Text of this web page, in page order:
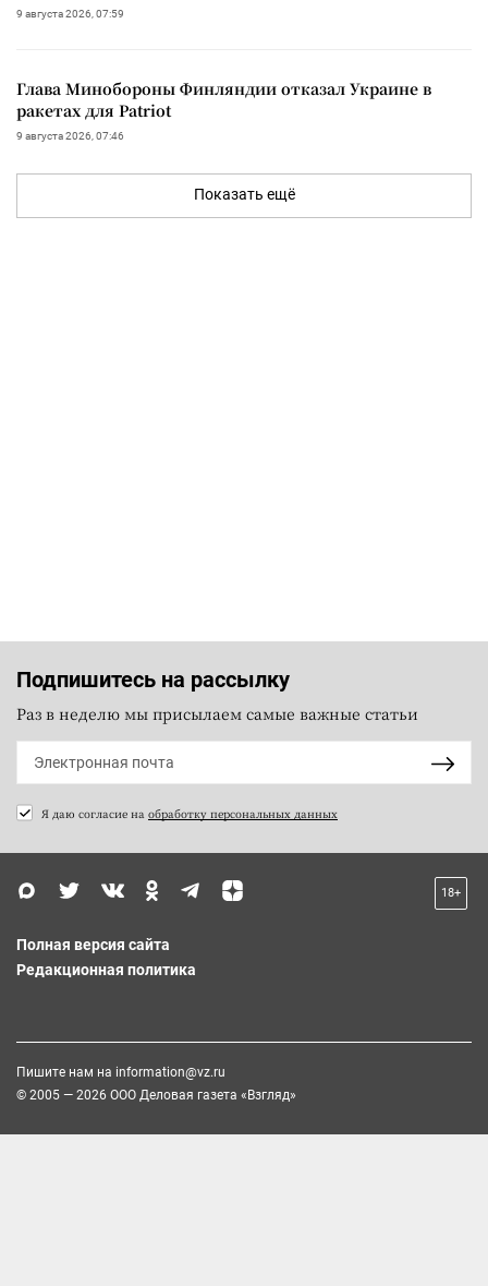
9 августа 2026, 07:59
Глава Минобороны Финляндии отказал Украине в
ракетах для Patriot
9 августа 2026, 07:46
Показать ещё
Подпишитесь на рассылку
Раз в неделю мы присылаем самые важные статьи
Я даю согласие на обработку персональных данных
18+
Полная версия сайта
Редакционная политика
Пишите нам на information@vz.ru
© 2005 — 2026 ООО Деловая газета «Взгляд»